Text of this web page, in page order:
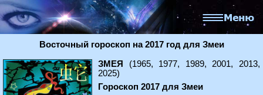
Восточный гороскоп на 2017 год для Змеи
ЗМЕЯ
(1965, 1977, 1989, 2001, 2013,
2025)
Гороскоп 2017 для Змеи